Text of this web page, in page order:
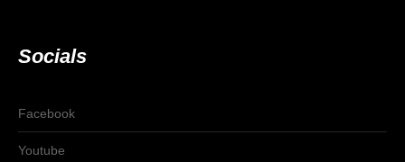
Socials
Facebook
Youtube